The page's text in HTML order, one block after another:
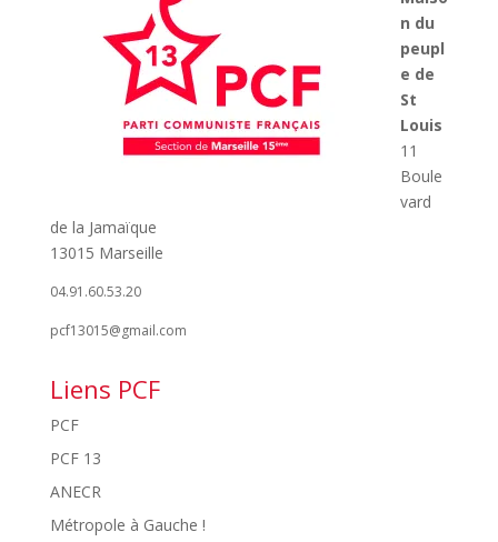
n du
peupl
e de
St
Louis
11
Boule
vard
de la Jamaïque
13015 Marseille
04.91.60.53.20
pcf13015@gmail.com
Liens PCF
PCF
PCF 13
ANECR
Métropole à Gauche !